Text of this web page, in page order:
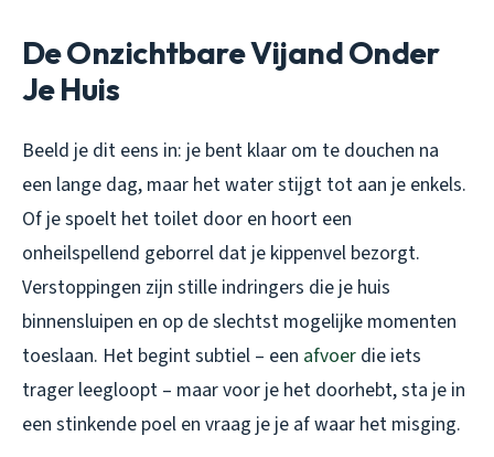
De Onzichtbare Vijand Onder
Je Huis
Beeld je dit eens in: je bent klaar om te douchen na
een lange dag, maar het water stijgt tot aan je enkels.
Of je spoelt het toilet door en hoort een
onheilspellend geborrel dat je kippenvel bezorgt.
Verstoppingen zijn stille indringers die je huis
binnensluipen en op de slechtst mogelijke momenten
toeslaan. Het begint subtiel – een afvoer die iets
trager leegloopt – maar voor je het doorhebt, sta je in
een stinkende poel en vraag je je af waar het misging.